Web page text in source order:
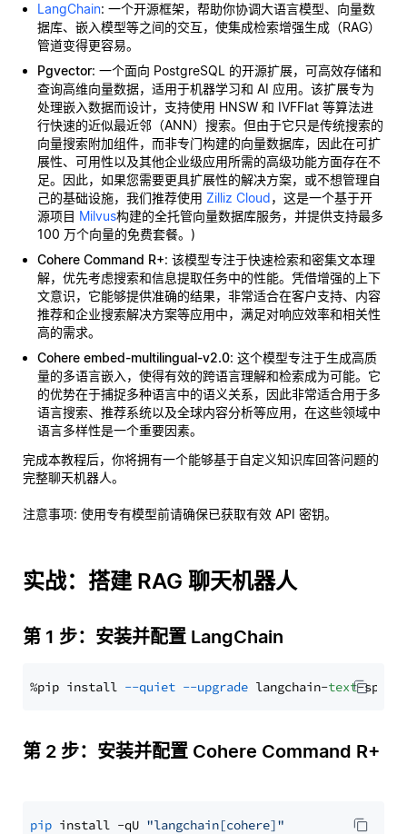
LangChain: 一个开源框架，帮助你协调大语言模型、向量数
据库、嵌入模型等之间的交互，使集成检索增强生成（RAG）
管道变得更容易。
Pgvector: 一个面向 PostgreSQL 的开源扩展，可高效存储和
查询高维向量数据，适用于机器学习和 AI 应用。该扩展专为
处理嵌入数据而设计，支持使用 HNSW 和 IVFFlat 等算法进
行快速的近似最近邻（ANN）搜索。但由于它只是传统搜索的
向量搜索附加组件，而非专门构建的向量数据库，因此在可扩
展性、可用性以及其他企业级应用所需的高级功能方面存在不
足。因此，如果您需要更具扩展性的解决方案，或不想管理自
己的基础设施，我们推荐使用 Zilliz Cloud，这是一个基于开
源项目 Milvus构建的全托管向量数据库服务，并提供支持最多
100 万个向量的免费套餐。)
Cohere Command R+: 该模型专注于快速检索和密集文本理
解，优先考虑搜索和信息提取任务中的性能。凭借增强的上下
文意识，它能够提供准确的结果，非常适合在客户支持、内容
推荐和企业搜索解决方案等应用中，满足对响应效率和相关性
高的需求。
Cohere embed-multilingual-v2.0: 这个模型专注于生成高质
量的多语言嵌入，使得有效的跨语言理解和检索成为可能。它
的优势在于捕捉多种语言中的语义关系，因此非常适合用于多
语言搜索、推荐系统以及全球内容分析等应用，在这些领域中
语言多样性是一个重要因素。
完成本教程后，你将拥有一个能够基于自定义知识库回答问题的
完整聊天机器人。
注意事项: 使用专有模型前请确保已获取有效 API 密钥。
实战：搭建 RAG 聊天机器人
第 1 步：安装并配置 LangChain
%pip install --quiet --upgrade langchain-text
第 2 步：安装并配置 Cohere Command R+
pip install -qU "langchain[cohere]"